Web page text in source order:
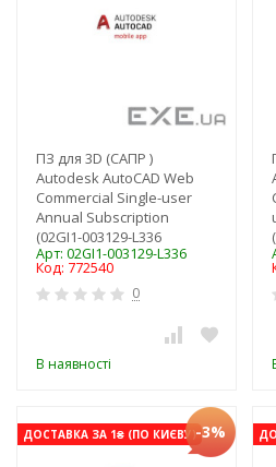
ПЗ для 3D (САПР )
Autodesk AutoCAD Web
Commercial Single-user
Annual Subscription
(02GI1-003129-L336
Арт: 02GI1-003129-L336
Код: 772540
0
В наявності
ДОСТАВКА ЗА 1₴ (ПО КИЄВУ)-3%